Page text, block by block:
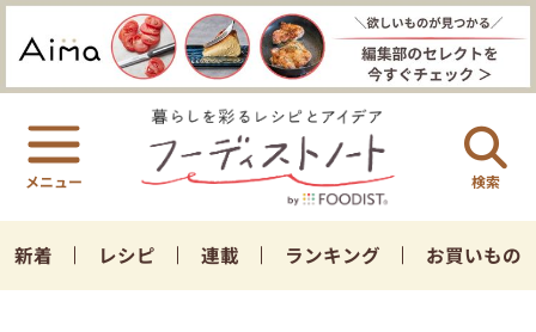
検索
新着 レシピ 連載 ランキング お買いもの